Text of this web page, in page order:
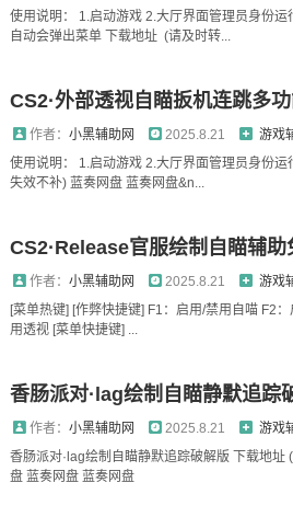
使用说明： 1.启动游戏 2.大厅界面管理员身份
自动会弹出菜单 下载地址 (请及时转...
CS2·外部透视自瞄扳机连跳多
作者： 小黑辅助网 2025.8.21
游戏
使用说明： 1.启动游戏 2.大厅界面管理员身份运
失效不补) 蓝奏网盘 蓝奏网盘&n...
CS2·Release官服绘制自瞄辅助
作者： 小黑辅助网 2025.8.21
游戏
[菜单热键] [作弊快捷键] F1：启用/禁用自喵 F2
用透视 [菜单快捷键] ...
香肠派对·lag绘制自瞄静默追踪
作者： 小黑辅助网 2025.8.21
游戏
香肠派对·lag绘制自瞄静默追踪破解版 下载地址
盘 蓝奏网盘 蓝奏网盘